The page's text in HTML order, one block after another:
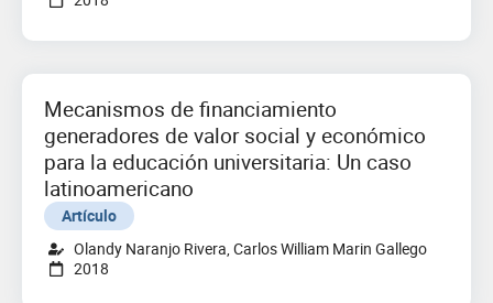
Mecanismos de financiamiento
generadores de valor social y económico
para la educación universitaria: Un caso
latinoamericano
Artículo
Olandy Naranjo Rivera, Carlos William Marin Gallego
2018